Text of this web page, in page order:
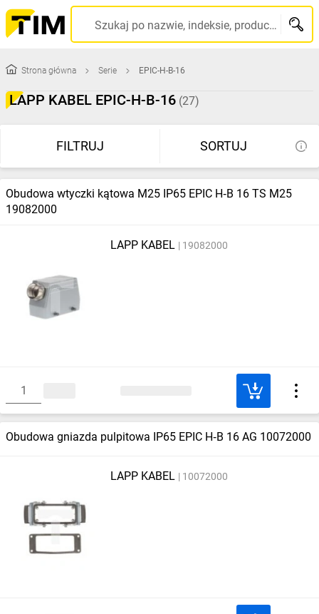
Szukaj po nazwie, indeksie, producencie, kodzie kreskowym...
Strona główna Serie EPIC-H-B-16
LAPP KABEL EPIC-H-B-16 (27)
FILTRUJ SORTUJ
Obudowa wtyczki kątowa M25 IP65 EPIC H‑B 16 TS M25
19082000
LAPP KABEL 19082000
Obudowa gniazda pulpitowa IP65 EPIC H‑B 16 AG 10072000
LAPP KABEL 10072000